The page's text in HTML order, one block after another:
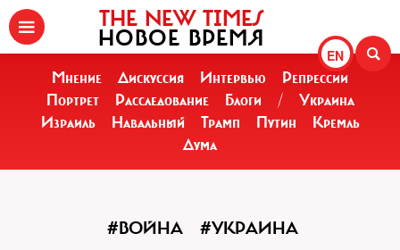
EN
THE NEW TIMES
НОВОЕ ВРЕМЯ
Мнение Дискуссия Интервью
Репрессии
Портрет
Расследование Блоги /
Украина
Израиль
Навальный Трамп Путин
Кремль
Дума
#ВОЙНА #УКРАИНА